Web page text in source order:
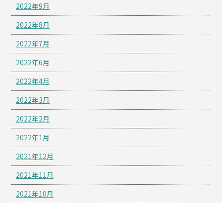
2022年9月
2022年8月
2022年7月
2022年6月
2022年4月
2022年3月
2022年2月
2022年1月
2021年12月
2021年11月
2021年10月